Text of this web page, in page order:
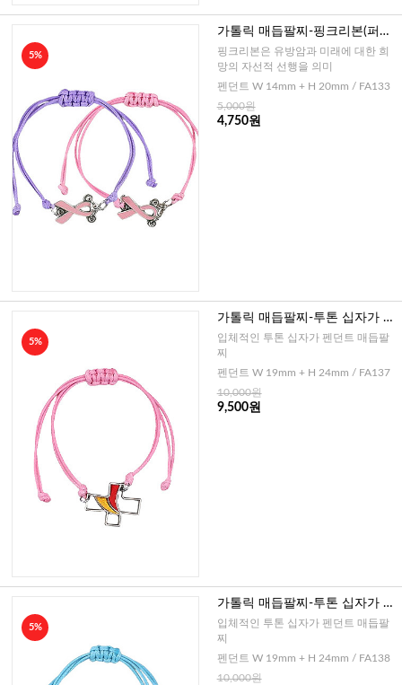
5%
가톨릭 매듭팔찌-핑크리본(퍼플,
핑크)
핑크리본은 유방암과 미래에 대한 희
망의 자선적 선행을 의미
펜던트 W 14mm + H 20mm / FA133
5,000원
4,750원
5%
가톨릭 매듭팔찌-투톤 십자가 프
랑스(핑크)
입체적인 투톤 십자가 펜던트 매듭팔
찌
펜던트 W 19mm + H 24mm / FA137
10,000원
9,500원
5%
가톨릭 매듭팔찌-투톤 십자가 프
랑스(블루)
입체적인 투톤 십자가 펜던트 매듭팔
찌
펜던트 W 19mm + H 24mm / FA138
10,000원